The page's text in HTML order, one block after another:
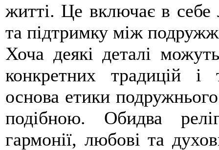
житті. Це включає в себе
та підтримку між
Хоча деякі деталі
конкретних традицій і
основа етики
подібною. Обидва
гармонії, любові та